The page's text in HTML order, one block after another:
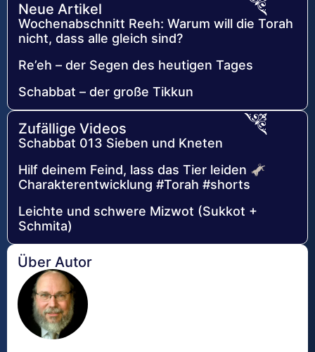
Neue Artikel
Wochenabschnitt Reeh: Warum will die Torah
nicht, dass alle gleich sind?
Re’eh – der Segen des heutigen Tages
Schabbat – der große Tikkun
Zufällige Videos
Schabbat 013 Sieben und Kneten
Hilf deinem Feind, lass das Tier leiden 🫏
Charakterentwicklung #Torah #shorts
Leichte und schwere Mizwot (Sukkot +
Schmita)
Über Autor